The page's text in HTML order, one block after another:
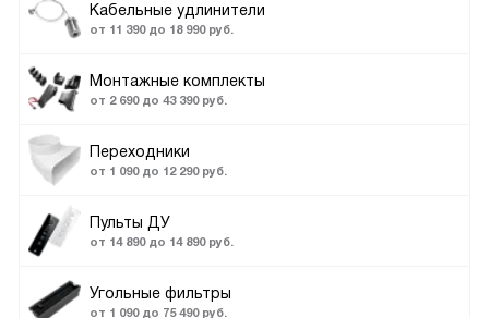
Кабельные удлинители
от 11 390 до 18 990 руб.
Монтажные комплекты
от 2 690 до 43 390 руб.
Переходники
от 1 090 до 12 290 руб.
Пульты ДУ
от 14 890 до 14 890 руб.
Угольные фильтры
от 1 090 до 75 490 руб.